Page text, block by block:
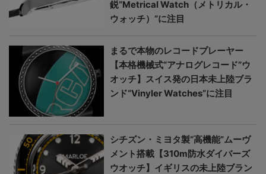
鋭“Metrical Watch（メトリカル・
ウォッチ）”に注目
まるで本物のレコードプレーヤー
【本格機械式“アナログレコード”ウ
オッチ】スイス発の日本未上陸ブラ
ンド“Vinyler Watches”に注目
シチズン・ミヨタ製“高機能”ムーヴ
メント搭載【310m防水ダイバーズ
ウオッチ】イギリスの未上陸ブラン